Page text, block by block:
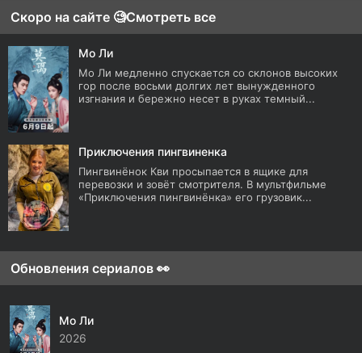
Скоро на сайте 🧐Смотреть все
Мо Ли
Мо Ли медленно спускается со склонов высоких
гор после восьми долгих лет вынужденного
изгнания и бережно несет в руках темный...
Приключения пингвиненка
Пингвинёнок Кви просыпается в ящике для
перевозки и зовёт смотрителя. В мультфильме
«Приключения пингвинёнка» его грузовик...
Обновления сериалов 👀
Мо Ли
2026